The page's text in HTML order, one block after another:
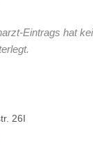
Eintrags hat
26I